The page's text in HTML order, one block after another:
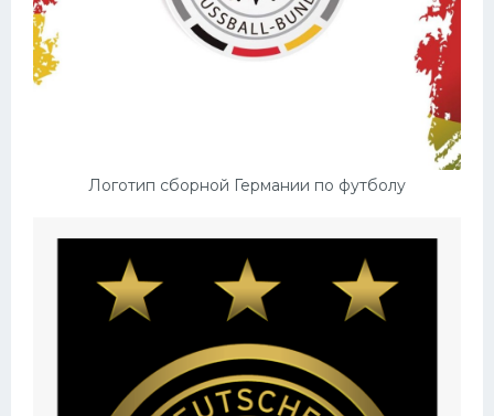
Логотип сборной Германии по футболу